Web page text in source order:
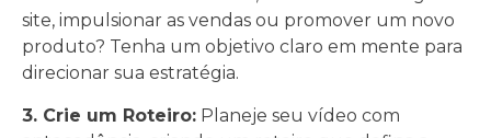
site, impulsionar as vendas ou promover um novo
produto? Tenha um objetivo claro em mente para
direcionar sua estratégia.
3. Crie um Roteiro: Planeje seu vídeo com